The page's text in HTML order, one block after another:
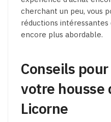
cherchant un peu, vous
réductions
encore plus abordable.
Conseils
votre housse
Licorne